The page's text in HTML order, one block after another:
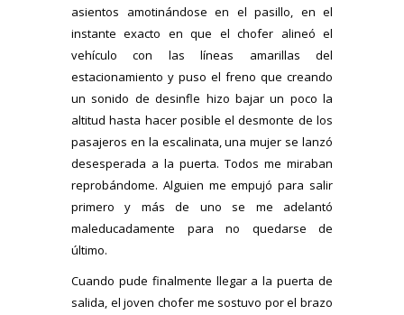
asientos amotinándose en el pasillo, en el
instante exacto en que el chofer alineó el
vehículo con las líneas amarillas del
estacionamiento y puso el freno que creando
un sonido de desinfle hizo bajar un poco la
altitud hasta hacer posible el desmonte de los
pasajeros en la escalinata, una mujer se lanzó
desesperada a la puerta. Todos me miraban
reprobándome. Alguien me empujó para salir
primero y más de uno se me adelantó
maleducadamente para no quedarse de
último.
Cuando pude finalmente llegar a la puerta de
salida, el joven chofer me sostuvo por el brazo